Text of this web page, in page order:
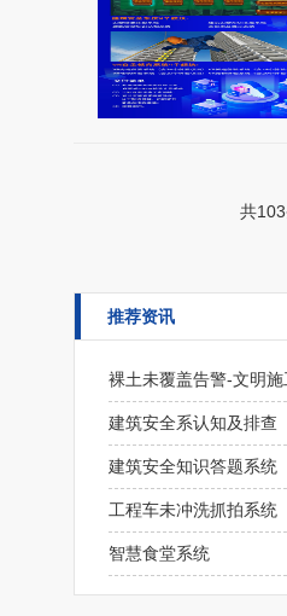
共
推荐资讯
裸土未覆盖告警-文明施
建筑安全系认知及排查
建筑安全知识答题系统
工程车未冲洗抓拍系统
智慧食堂系统